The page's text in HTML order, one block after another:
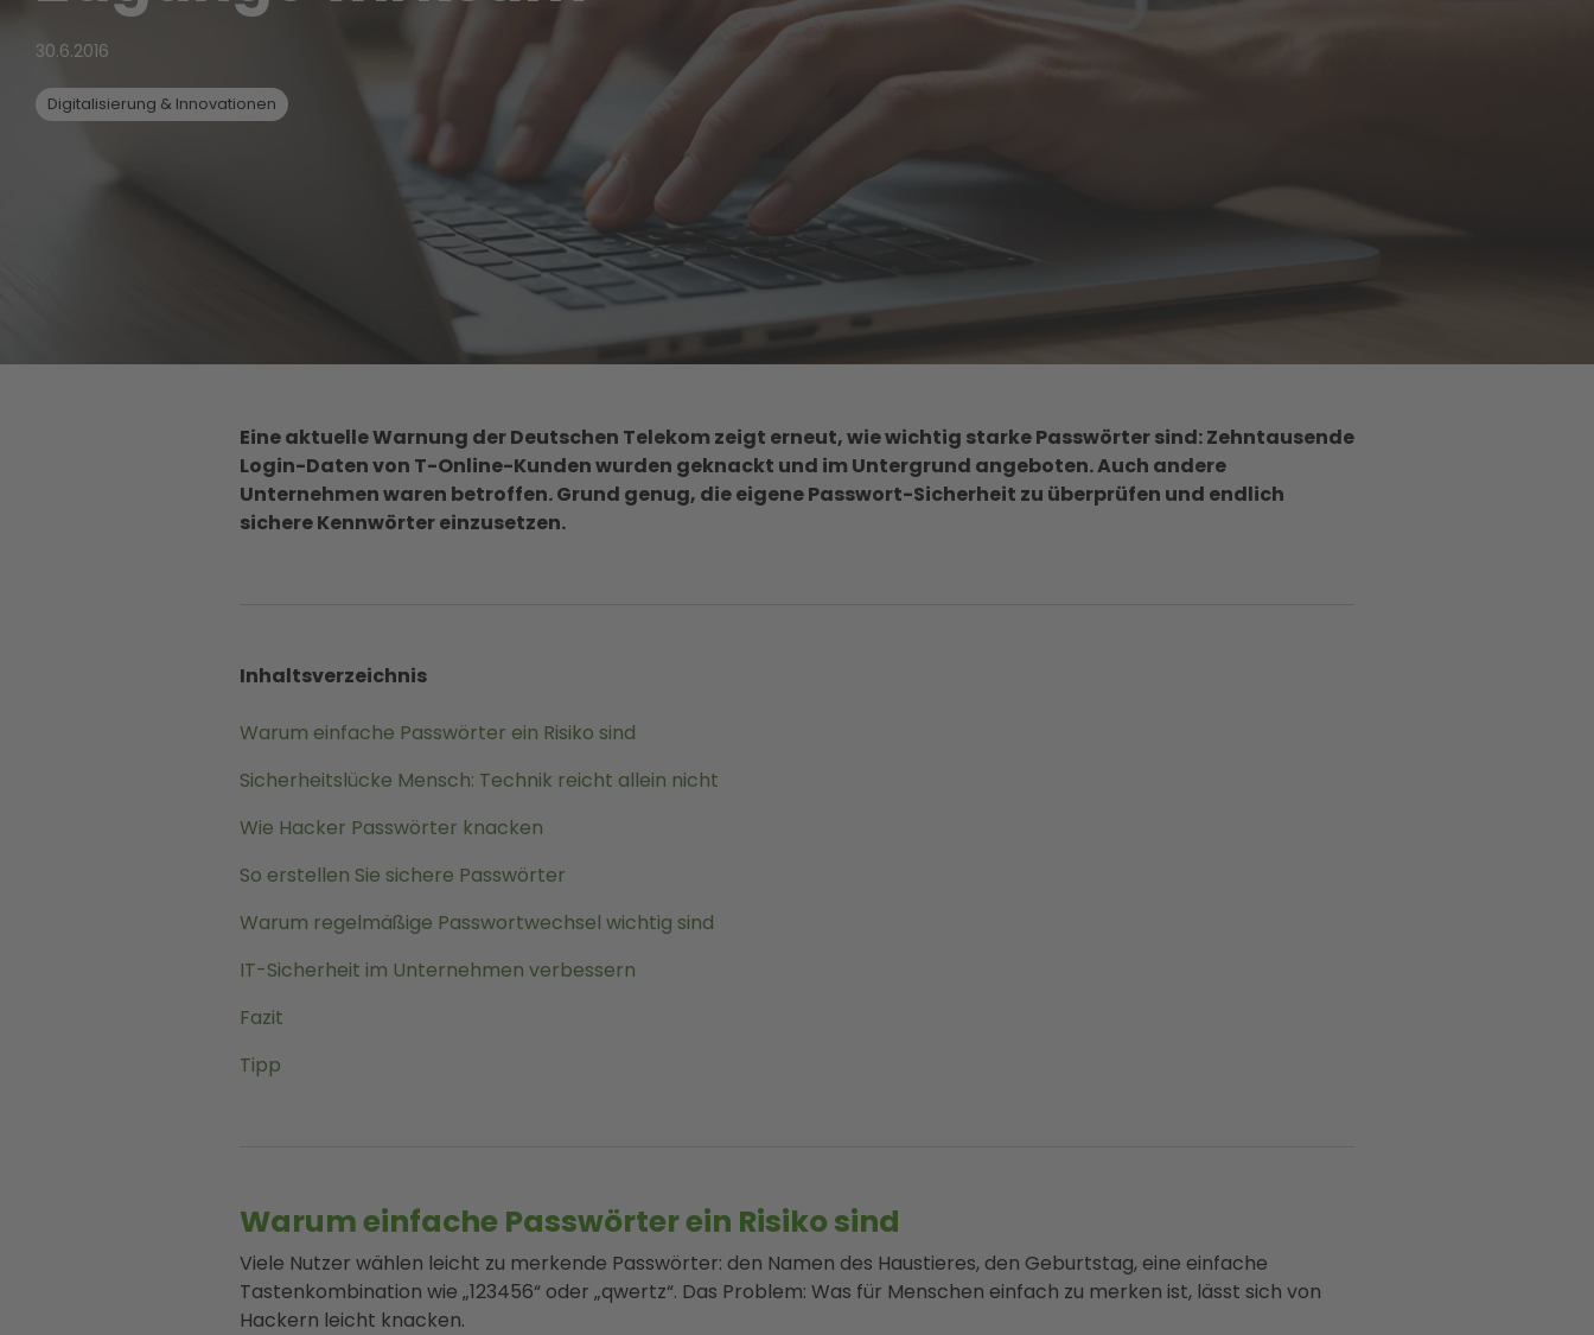
30.6.2016
Digitalisierung & Innovationen
Eine aktuelle Warnung der Deutschen Telekom zeigt erneut, wie wichtig starke Passwörter sind: Zehntausende
Login-Daten von T-Online-Kunden wurden geknackt und im Untergrund angeboten. Auch andere
Unternehmen waren betroffen. Grund genug, die eigene Passwort-Sicherheit zu überprüfen und endlich
sichere Kennwörter einzusetzen.
Inhaltsverzeichnis
Warum einfache Passwörter ein Risiko sind
Sicherheitslücke Mensch: Technik reicht allein nicht
Wie Hacker Passwörter knacken
So erstellen Sie sichere Passwörter
Warum regelmäßige Passwortwechsel wichtig sind
IT-Sicherheit im Unternehmen verbessern
Fazit
Tipp
Warum einfache Passwörter ein Risiko sind
Viele Nutzer wählen leicht zu merkende Passwörter: den Namen des Haustieres, den Geburtstag, eine einfache
Tastenkombination wie „123456“ oder „qwertz“. Das Problem: Was für Menschen einfach zu merken ist, lässt sich von
Hackern leicht knacken.